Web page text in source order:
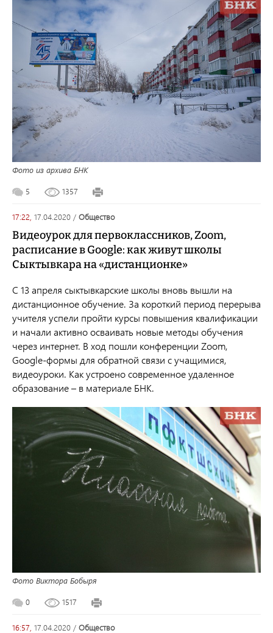
Фото из архива БНК
5 1357
17:22, 17.04.2020 / общество
Видеоурок для первоклассников, Zoom,
расписание в Google: как живут школы
Сыктывкара на «дистанционке»
С 13 апреля сыктывкарские школы вновь вышли на
дистанционное обучение. За короткий период перерыва
учителя успели пройти курсы повышения квалификации
и начали активно осваивать новые методы обучения
через интернет. В ход пошли конференции Zoom,
Google-формы для обратной связи с учащимися,
видеоуроки. Как устроено современное удаленное
образование – в материале БНК.
Фото Виктора Бобыря
0 1517
16:57, 17.04.2020 / общество